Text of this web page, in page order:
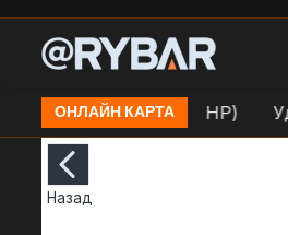
ОНЛАЙН КАРТА
ВСУ в н.п. Маяки (ДНР)
Назад